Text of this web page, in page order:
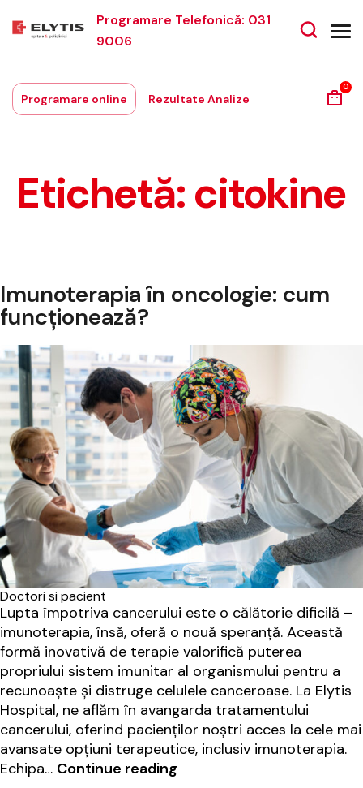
Programare Telefonică: 031
9006
Programare online Rezultate Analize
0
Etichetă:citokine
Imunoterapia în oncologie: cum
funcționează?
Doctori si pacient
Lupta împotriva cancerului este o călătorie dificilă –
imunoterapia, însă, oferă o nouă speranță. Această
formă inovativă de terapie valorifică puterea
propriului sistem imunitar al organismului pentru a
recunoaște și distruge celulele canceroase. La Elytis
Hospital, ne aflăm în avangarda tratamentului
cancerului, oferind pacienților noștri acces la cele mai
avansate opțiuni terapeutice, inclusiv imunoterapia.
Echipa… Continue reading